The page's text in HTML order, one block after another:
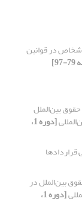
در قوانین‌
بین‌الملل‌
[دوره 1،
بین‌الملل‌ در
[دوره 1،